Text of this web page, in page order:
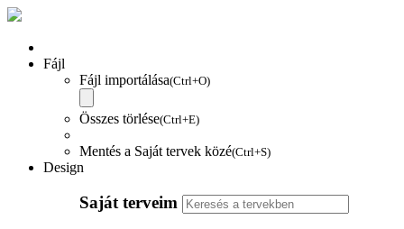
Fájl
Fájl importálása(Ctrl+O)
Összes törlése(Ctrl+E)
Mentés a Saját tervek közé(Ctrl+S)
Design
Saját terveim